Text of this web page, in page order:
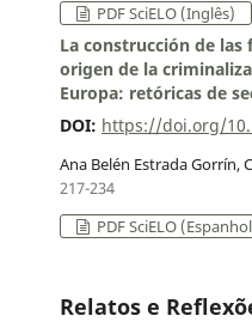
PDF SciELO (Inglês)
La construcción de
origen de la
Europa: retóricas de
DOI: https://doi.org/
Ana Belén Estrada Gorrín,
217-234
PDF SciELO
Relatos e